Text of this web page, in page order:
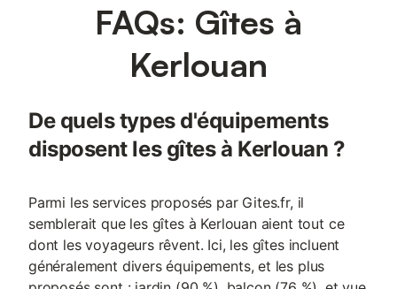
FAQs: Gîtes à
Kerlouan
De quels types d'équipements
disposent les gîtes à Kerlouan ?
Parmi les services proposés par Gites.fr, il
semblerait que les gîtes à Kerlouan aient tout ce
dont les voyageurs rêvent. Ici, les gîtes incluent
généralement divers équipements, et les plus